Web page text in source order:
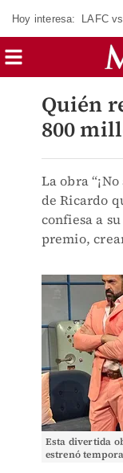
Hoy interesa: LAFC
Quién
800
La obra
de Ricardo
confiesa a
premio,
Esta divertida
estrenó